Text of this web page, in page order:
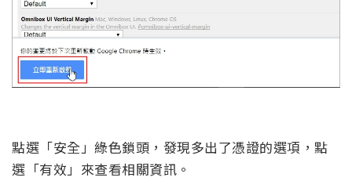
點選「安全」綠色鎖頭，發現多出了憑證的選項，點
選「有效」來查看相關資訊。